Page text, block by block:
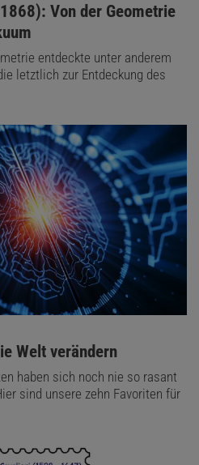
Von der Geometrie
entdeckte unter anderem
letztlich zur Entdeckung des
Welt verändern
haben sich noch nie so rasant
sind unsere zehn Favoriten für